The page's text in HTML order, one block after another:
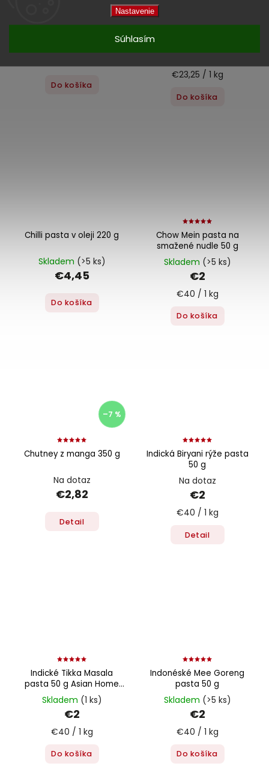
Nastavenie
Súhlasím
Chilli pasta s bazalkovými
listy 200 g
€3,22
Do košíka
Chilli pasta v oleji 114 g
€2,65
€23,25 / 1 kg
Do košíka
Chilli pasta v oleji 220 g
Skladem (>5 ks)
€4,45
Do košíka
Chow Mein pasta na
smažené nudle 50 g
Skladem (>5 ks)
€2
€40 / 1 kg
Do košíka
–7 %
Chutney z manga 350 g
Na dotaz
€2,82
Detail
Indická Biryani rýže pasta
50 g
Na dotaz
€2
€40 / 1 kg
Detail
Indické Tikka Masala
pasta 50 g Asian Home
Gourmet
Skladem (1 ks)
€2
€40 / 1 kg
Do košíka
Indonéské Mee Goreng
pasta 50 g
Skladem (>5 ks)
€2
€40 / 1 kg
Do košíka